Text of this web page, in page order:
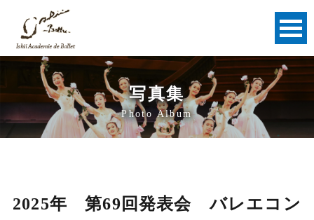
写真集
Photo Album
2025年 第69回発表会 バレエコン